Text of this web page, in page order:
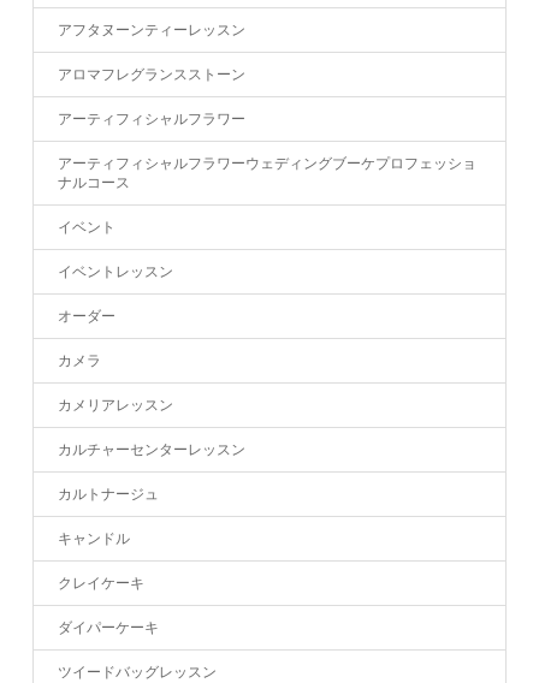
アフタヌーンティーレッスン
アロマフレグランスストーン
アーティフィシャルフラワー
アーティフィシャルフラワーウェディングブーケプロフェッショ
ナルコース
イベント
イベントレッスン
オーダー
カメラ
カメリアレッスン
カルチャーセンターレッスン
カルトナージュ
キャンドル
クレイケーキ
ダイパーケーキ
ツイードバッグレッスン